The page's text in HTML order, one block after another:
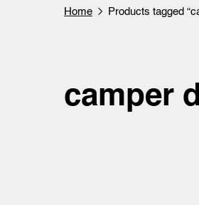
Home Products tagged
camper